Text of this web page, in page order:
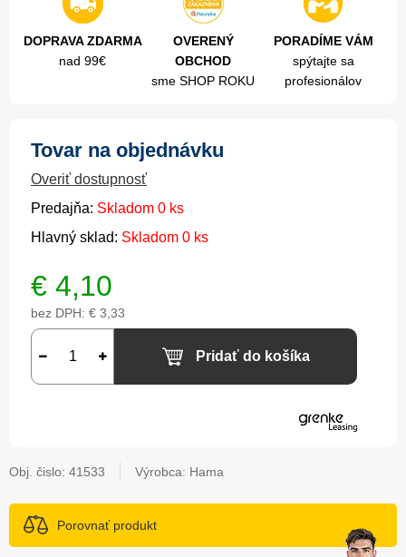
DOPRAVA ZDARMA
nad 99€
OVERENÝ
OBCHOD
sme SHOP ROKU
PORADÍME VÁM
spýtajte sa
profesionálov
Tovar na objednávku
Overiť dostupnosť
Predajňa: Skladom 0 ks
Hlavný sklad: Skladom 0 ks
€ 4,10
bez DPH: € 3,33
Pridať do košíka
Obj. čislo: 41533 Výrobca: Hama
Porovnať produkt